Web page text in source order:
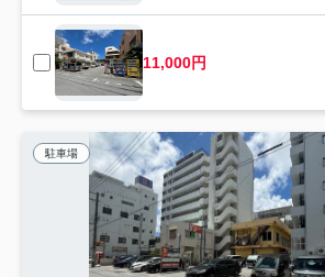
11,000円
駐車場